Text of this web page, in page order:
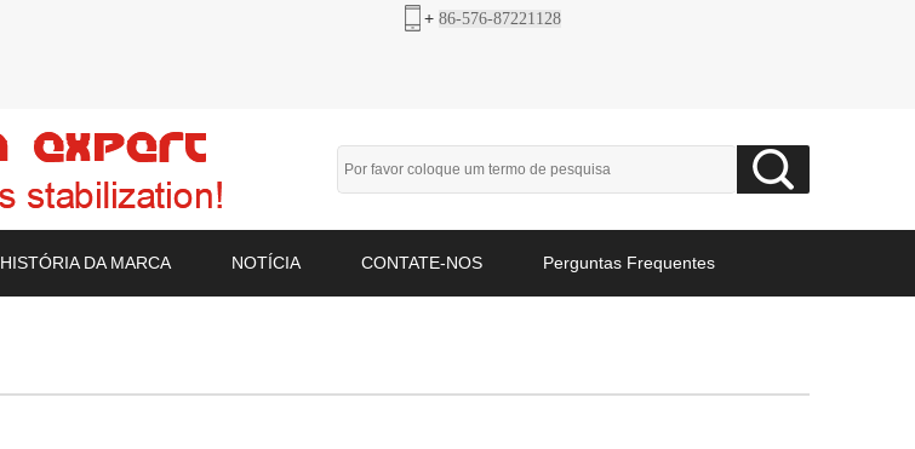
+ 86-576-87221128
HISTÓRIA DA MARCA NOTÍCIA CONTATE-NOS Perguntas Frequentes